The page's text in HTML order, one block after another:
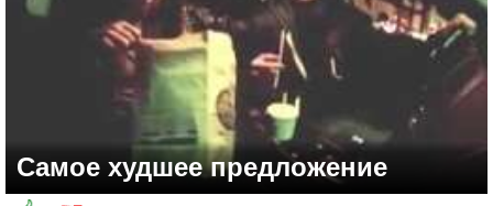
Самое худшее предложение